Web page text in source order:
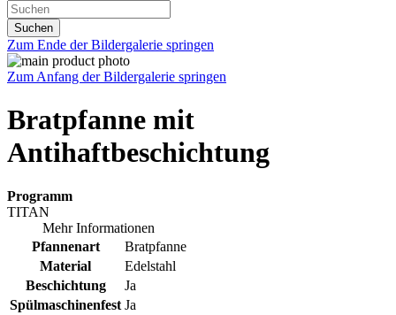
Suchen
Zum Ende der Bildergalerie springen
Zum Anfang der Bildergalerie springen
Bratpfanne mit
Antihaftbeschichtung
Programm
TITAN
Mehr Informationen
Pfannenart
Bratpfanne
Material
Edelstahl
Beschichtung
Ja
Spülmaschinenfest Ja